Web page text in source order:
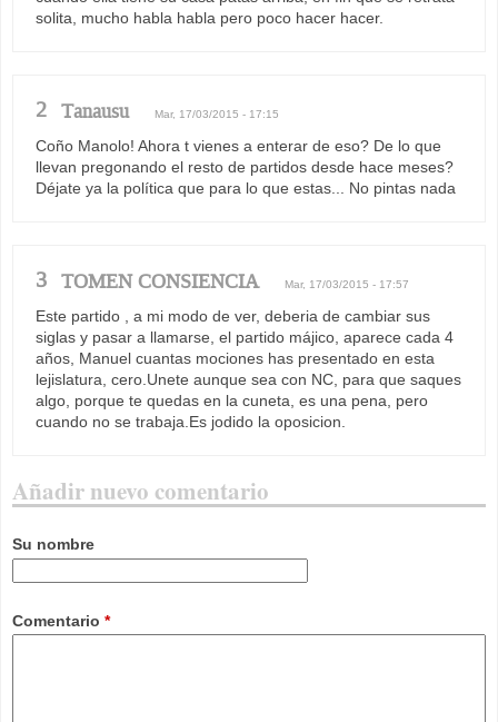
solita, mucho habla habla pero poco hacer hacer.
2 Tanausu Mar, 17/03/2015 - 17:15
Coño Manolo! Ahora t vienes a enterar de eso? De lo que
llevan pregonando el resto de partidos desde hace meses?
Déjate ya la política que para lo que estas... No pintas nada
3 TOMEN CONSIENCIA Mar, 17/03/2015 - 17:57
Este partido , a mi modo de ver, deberia de cambiar sus
siglas y pasar a llamarse, el partido májico, aparece cada 4
años, Manuel cuantas mociones has presentado en esta
lejislatura, cero.Unete aunque sea con NC, para que saques
algo, porque te quedas en la cuneta, es una pena, pero
cuando no se trabaja.Es jodido la oposicion.
Añadir nuevo comentario
Su nombre
Comentario *